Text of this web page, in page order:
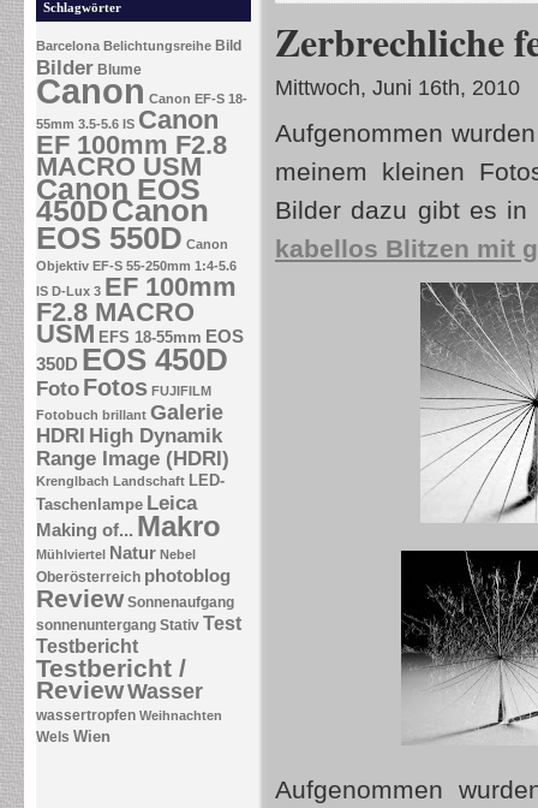
Schlagwörter
Barcelona Belichtungsreihe Bild
Bilder Blume
Canon Canon EF-S 18-
55mm 3.5-5.6 IS Canon
EF 100mm F2.8
MACRO USM
Canon EOS
450DCanon
EOS 550D Canon
Objektiv EF-S 55-250mm 1:4-5.6
IS D-Lux 3 EF 100mm
F2.8 MACRO
USM EFS 18-55mm EOS
350D EOS 450D
Foto Fotos FUJIFILM
Fotobuch brillant Galerie
HDRI High Dynamik
Range Image (HDRI)
Krenglbach Landschaft LED-
Taschenlampe Leica
Making of... Makro
Mühlviertel Natur Nebel
Oberösterreich photoblog
Review Sonnenaufgang
sonnenuntergang Stativ Test
Testbericht
Testbericht /
ReviewWasser
wassertropfen Weihnachten
Wels Wien
Zerbrechliche
Mittwoch, Juni 16th, 2010
Aufgenommen
meinem kleinen
Bilder dazu gibt es
kabellos Blitzen mit
Aufgenommen